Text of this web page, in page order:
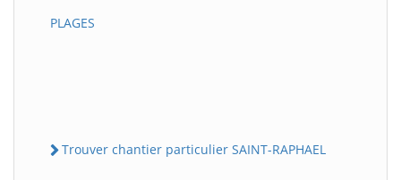
PLAGES
Trouver chantier particulier SAINT-RAPHAEL